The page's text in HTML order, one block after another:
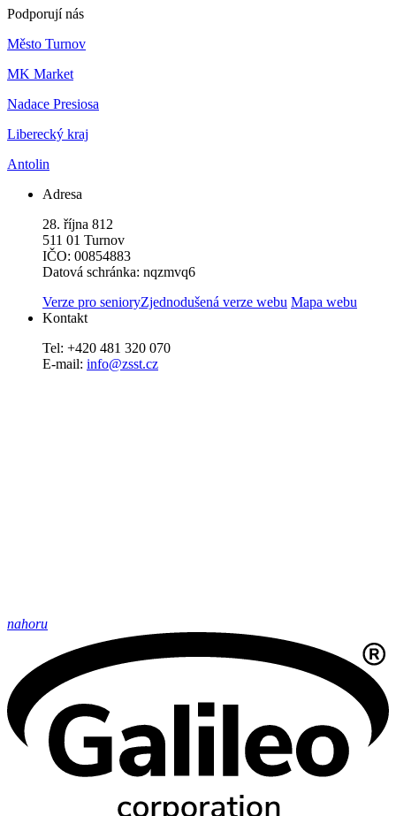
Podporují nás
Město Turnov
MK Market
Nadace Presiosa
Liberecký kraj
Antolin
Adresa
28. října 812
511 01 Turnov
IČO: 00854883
Datová schránka: nqzmvq6
Verze pro senioryZjednodušená verze webu Mapa webu
Kontakt
Tel: +420 481 320 070
E-mail: info@zsst.cz
nahoru